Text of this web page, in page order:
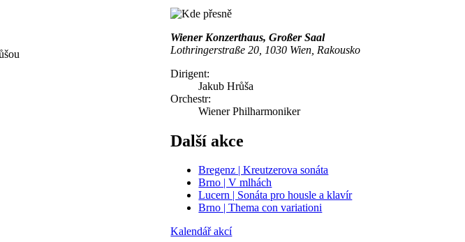
Wiener Konzerthaus, Großer Saal
Lothringerstraße 20, 1030 Wien, Rakousko
Dirigent:
Jakub Hrůša
Orchestr:
Wiener Philharmoniker
Další akce
Bregenz | Kreutzerova sonáta
Brno | V mlhách
Lucern | Sonáta pro housle a klavír
Brno | Thema con variationi
Kalendář akcí